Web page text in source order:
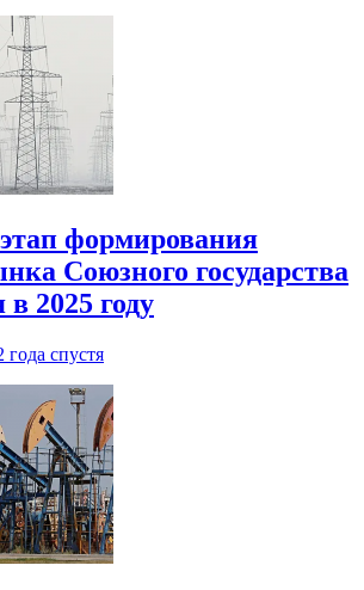
формирования
Союзного государства
в 2025 году
года спустя